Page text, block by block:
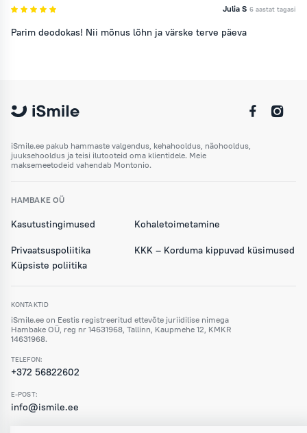
Julia S 6 aastat tagasi
Parim deodokas! Nii mõnus lõhn ja värske terve päeva
iSmile.ee pakub hammaste valgendus, kehahooldus, näohooldus,
juuksehooldus ja teisi ilutooteid oma klientidele. Meie
maksemeetodeid vahendab Montonio.
KONTAKTID
iSmile.ee on Eestis registreeritud ettevõte juriidilise nimega
Hambake OÜ, reg nr 14631968, Tallinn, Kaupmehe 12, KMKR
14631968.
TELEFON:
+372 56822602
E-POST:
info@ismile.ee
HAMBAKE OÜ
Kasutustingimused Kohaletoimetamine
Privaatsuspoliitika
KKK – Korduma kippuvad küsimused
Küpsiste poliitika